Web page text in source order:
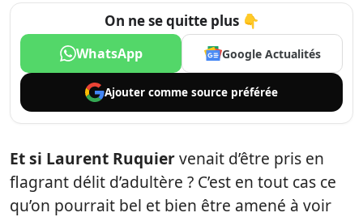
On ne se quitte plus 👇
WhatsApp Google Actualités
Ajouter comme source préférée
Et si Laurent Ruquiervenait d’être pris en
flagrant délit d’adultère ? C’est en tout cas ce
qu’on pourrait bel et bien être amené à voir